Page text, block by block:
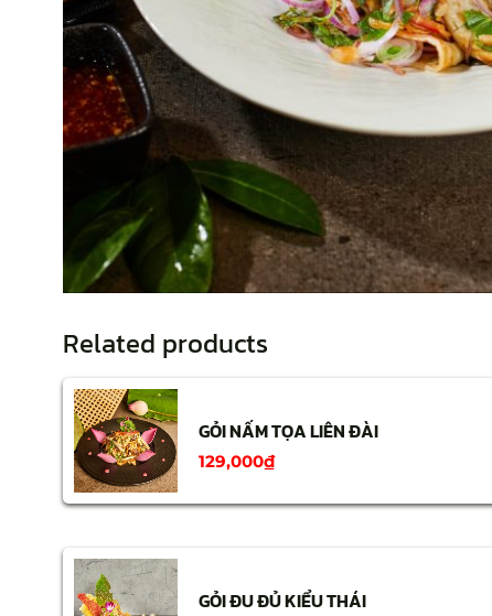
Related products
GỎI NẤM TỌA LIÊN ĐÀI
129,000₫
GỎI ĐU ĐỦ KIỂU THÁI